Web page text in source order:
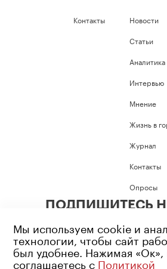
Контакты
Новости
Статьи
Аналитика
Интервью
Мнение
Жизнь в
Журнал
Контакты
Опросы
ПОДПИШИТЕСЬ
Мы используем cookie и
технологии, чтобы сайт
был удобнее. Нажимая «Ок»,
соглашаетесь с Политикой